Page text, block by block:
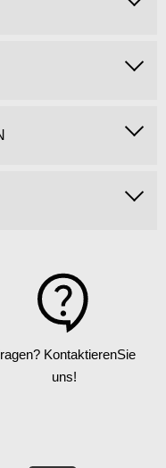
KontaktierenSie
uns!